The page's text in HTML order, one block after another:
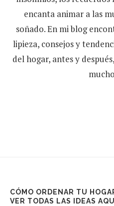
encanta animar a las
soñado. En mi blog
lipieza, consejos y
del hogar, antes y
CÓMO ORDENAR TU
VER TODAS LAS IDEAS AQUÍ